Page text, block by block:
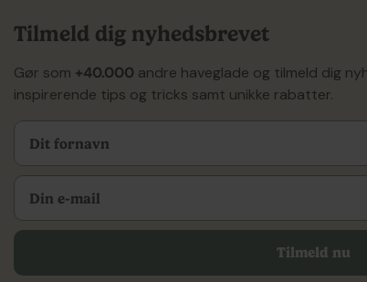
Tilmeld dig nyhedsbrevet
Gør som +40.000 andre haveglade og tilmeld dig
inspirerende tips og tricks samt unikke rabatter.
Tilmeld nu